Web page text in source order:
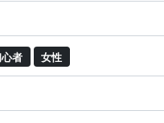
者 女性